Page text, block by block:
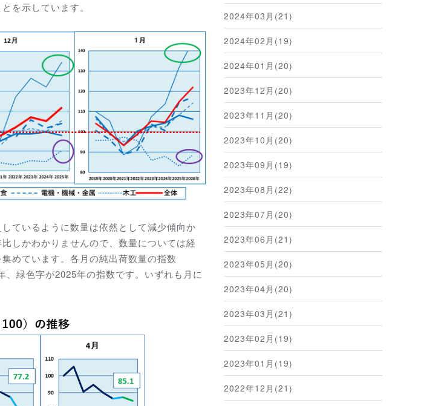
を示しています。
ているように数量は依然として減少傾向か
しかわかりませんので、数量については経
めています。各月の純出荷数量の指数
、緑色字が2025年の指数です。いずれも月に
2024年03月(21)
2024年02月(19)
2024年01月(20)
2023年12月(20)
2023年11月(20)
2023年10月(20)
2023年09月(19)
2023年08月(22)
2023年07月(20)
2023年06月(21)
2023年05月(20)
2023年04月(20)
2023年03月(21)
2023年02月(19)
2023年01月(19)
2022年12月(21)